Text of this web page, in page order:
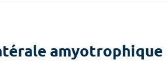
amyotrophique